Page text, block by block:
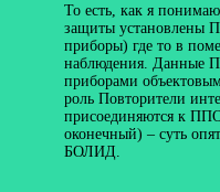
То есть, как я
защиты установлены
приборы) где то в
наблюдения. Данные
приборами
роль Повторители
присоединяются к
оконечный) – суть
БОЛИД.